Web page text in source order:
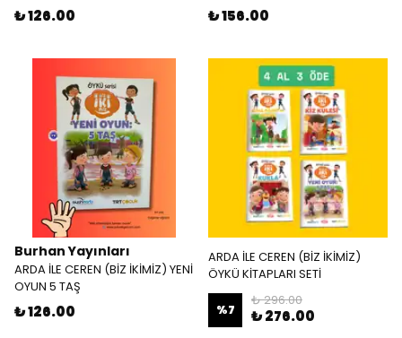
₺ 126.00 ₺ 156.00
Burhan Yayınları
ARDA İLE CEREN (BİZ İKİMİZ) YENİ
OYUN 5 TAŞ
₺ 126.00
ARDA İLE CEREN (BİZ İKİMİZ)
ÖYKÜ KİTAPLARI SETİ
%7
₺ 296.00
₺ 276.00